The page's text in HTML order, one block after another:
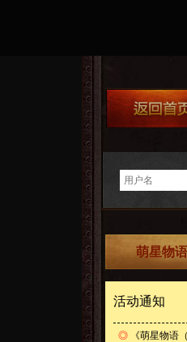
萌星物
活动通知
◎ 《萌星物语